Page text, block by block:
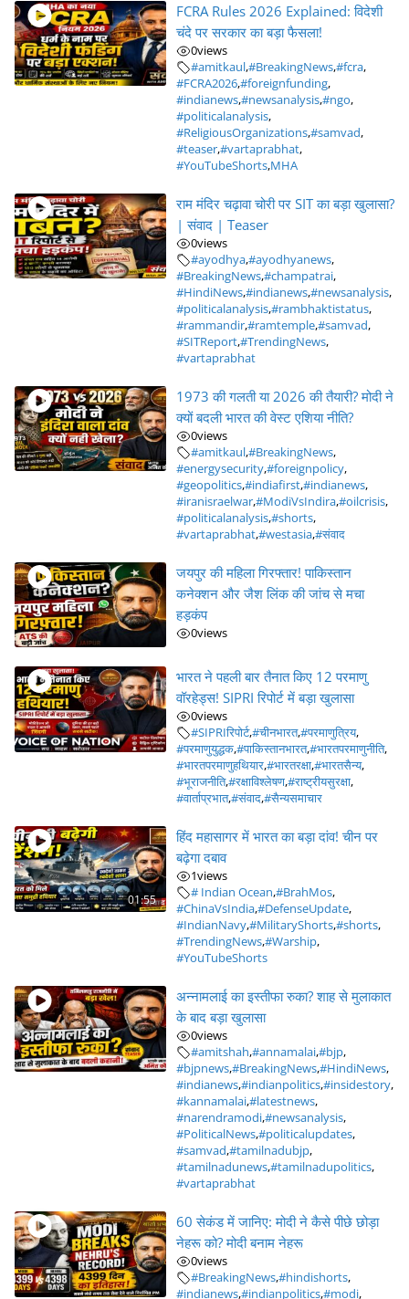
FCRA Rules 2026 Explained: विदेशी
चंदे पर सरकार का बड़ा फैसला!
0views
#amitkaul,#BreakingNews,#fcra,
#FCRA2026,#foreignfunding,
#indianews,#newsanalysis,#ngo,
#politicalanalysis,
#ReligiousOrganizations,#samvad,
#teaser,#vartaprabhat,
#YouTubeShorts,MHA
राम मंदिर चढ़ावा चोरी पर SIT का बड़ा खुलासा?
| संवाद | Teaser
0views
#ayodhya,#ayodhyanews,
#BreakingNews,#champatrai,
#HindiNews,#indianews,#newsanalysis,
#politicalanalysis,#rambhaktistatus,
#rammandir,#ramtemple,#samvad,
#SITReport,#TrendingNews,
#vartaprabhat
1973 की गलती या 2026 की तैयारी? मोदी ने
क्यों बदली भारत की वेस्ट एशिया नीति?
0views
#amitkaul,#BreakingNews,
#energysecurity,#foreignpolicy,
#geopolitics,#indiafirst,#indianews,
#iranisraelwar,#ModiVsIndira,#oilcrisis,
#politicalanalysis,#shorts,
#vartaprabhat,#westasia,#संवाद
जयपुर की महिला गिरफ्तार! पाकिस्तान
कनेक्शन और जैश लिंक की जांच से मचा
हड़कंप
0views
भारत ने पहली बार तैनात किए 12 परमाणु
वॉरहेड्स! SIPRI रिपोर्ट में बड़ा खुलासा
0views
#SIPRIरिपोर्ट,#चीनभारत,#परमाणुत्रिय,
#परमाणुयुद्धक,#पाकिस्तानभारत,#भारतपरमाणुनीति,
#भारतपरमाणुहथियार,#भारतरक्षा,#भारतसैन्य,
#भूराजनीति,#रक्षाविश्लेषण,#राष्ट्रीयसुरक्षा,
#वार्ताप्रभात,#संवाद,#सैन्यसमाचार
01:55
हिंद महासागर में भारत का बड़ा दांव! चीन पर
बढ़ेगा दबाव
1views
# Indian Ocean,#BrahMos,
#ChinaVsIndia,#DefenseUpdate,
#IndianNavy,#MilitaryShorts,#shorts,
#TrendingNews,#Warship,
#YouTubeShorts
अन्नामलाई का इस्तीफा रुका? शाह से मुलाकात
के बाद बड़ा खुलासा
0views
#amitshah,#annamalai,#bjp,
#bjpnews,#BreakingNews,#HindiNews,
#indianews,#indianpolitics,#insidestory,
#kannamalai,#latestnews,
#narendramodi,#newsanalysis,
#PoliticalNews,#politicalupdates,
#samvad,#tamilnadubjp,
#tamilnadunews,#tamilnadupolitics,
#vartaprabhat
60 सेकंड में जानिए: मोदी ने कैसे पीछे छोड़ा
नेहरू को? मोदी बनाम नेहरू
0views
#BreakingNews,#hindishorts,
#indianews,#indianpolitics,#modi,